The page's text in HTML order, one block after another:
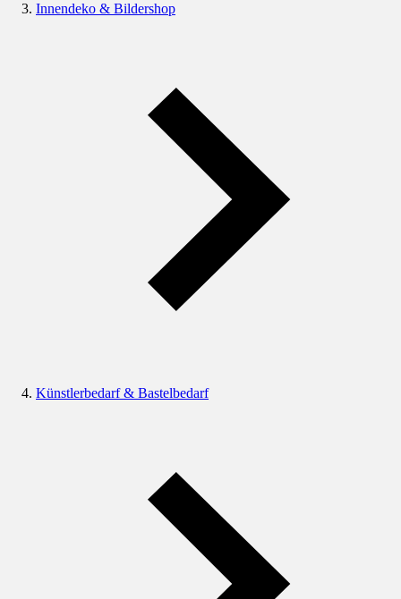
Innendeko & Bildershop
Künstlerbedarf & Bastelbedarf